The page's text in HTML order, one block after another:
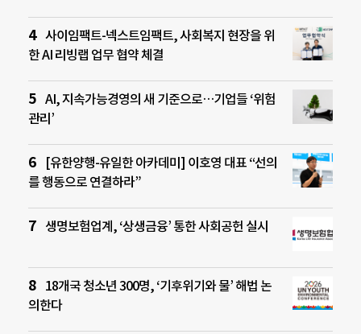
사이임팩트-넥스트임팩트, 사회복지 현장을 위
한 AI 리빙랩 업무 협약 체결
AI, 지속가능경영의 새 기준으로…기업들 ‘위험
관리’
[유한양행-유일한 아카데미] 이호영 대표 “선의
를 행동으로 연결하라”
생명보험업계, ‘상생금융’ 통한 사회공헌 실시
18개국 청소년 300명, ‘기후위기와 물’ 해법 논
의한다